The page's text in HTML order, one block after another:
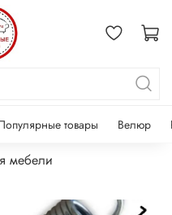
товары Велюр
мебели